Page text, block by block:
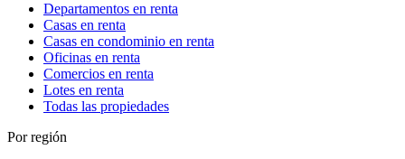
Departamentos en renta
Casas en renta
Casas en condominio en renta
Oficinas en renta
Comercios en renta
Lotes en renta
Todas las propiedades
Por región